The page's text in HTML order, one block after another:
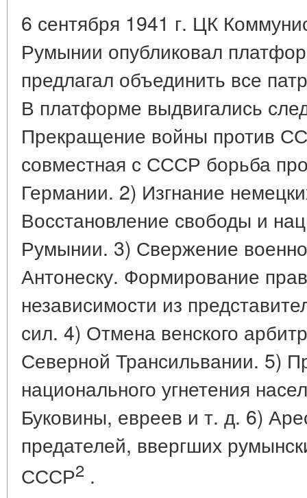
6 сентября 1941 г. ЦК
Румынии опубликовал
предлагал объединить все
В платформе выдвигались
Прекращение войны против
совместная с СССР борьба
Германии. 2) Изгнание
Восстановление свободы и
Румынии. 3) Свержение
Антонеску. Формирование
независимости из
сил. 4) Отмена венского
Северной Трансильвании. 5)
национального угнетения
Буковины, евреев и т. д. 6)
предателей, ввергших
СССР2 .